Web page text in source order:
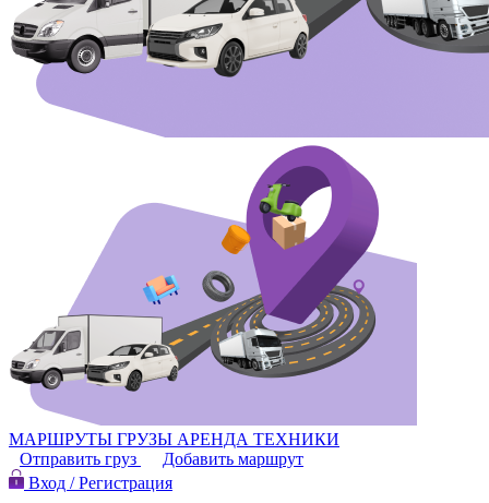
МАРШРУТЫ ГРУЗЫ АРЕНДА ТЕХНИКИ
Отправить груз
Добавить маршрут
Вход / Регистрация